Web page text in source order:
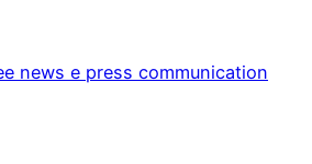
news e press communication